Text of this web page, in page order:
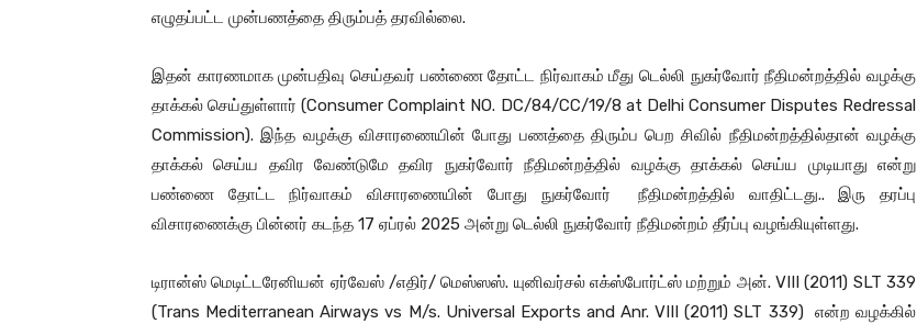
எழுதப்பட்ட முன்பணத்தை திரும்பத் தரவில்லை.
இதன் காரணமாக முன்பதிவு செய்தவர் பண்ணை தோட்ட நிர்வாகம் மீது டெல்லி நுகர்வோர் நீதிமன்றத்தில் வழக்கு
தாக்கல் செய்துள்ளார் (Consumer Complaint NO. DC/84/CC/19/8 at Delhi Consumer Disputes Redressal
Commission). இந்த வழக்கு விசாரணையின் போது பணத்தை திரும்ப பெற சிவில் நீதிமன்றத்தில்தான் வழக்கு
தாக்கல் செய்ய தவிர வேண்டுமே தவிர நுகர்வோர் நீதிமன்றத்தில் வழக்கு தாக்கல் செய்ய முடியாது என்று
பண்ணை தோட்ட நிர்வாகம் விசாரணையின் போது நுகர்வோர் நீதிமன்றத்தில் வாதிட்டது.. இரு தரப்பு
விசாரணைக்கு பின்னர் கடந்த 17 ஏப்ரல் 2025 அன்று டெல்லி நுகர்வோர் நீதிமன்றம் தீர்ப்பு வழங்கியுள்ளது.
டிரான்ஸ் மெடிட்டரேனியன் ஏர்வேஸ் /எதிர்/ மெஸ்ஸஸ். யுனிவர்சல் எக்ஸ்போர்ட்ஸ் மற்றும் அன். VIII (2011) SLT 339
(Trans Mediterranean Airways vs M/s. Universal Exports and Anr. VIII (2011) SLT 339) என்ற வழக்கில்